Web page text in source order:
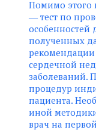
Помимо этого
― тест по
особенностей
полученных
сердечной
заболеваний.
процедур
пациента.
иной
врач на